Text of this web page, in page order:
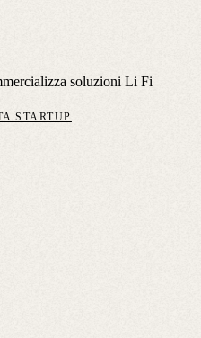
soluzioni Li Fi
STARTUP